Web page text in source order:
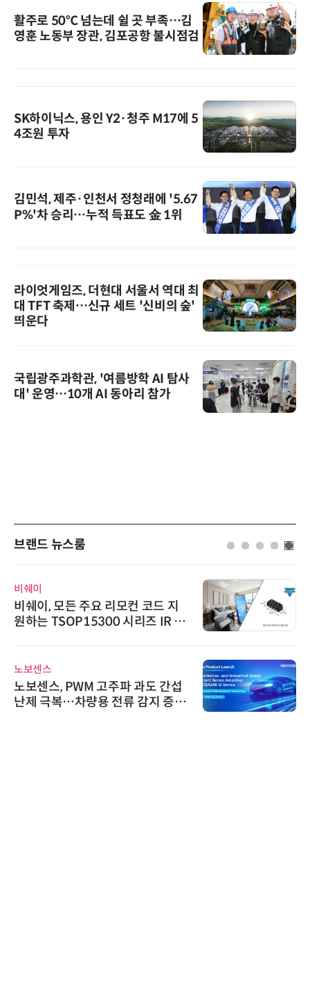
활주로 50℃ 넘는데 쉴 곳 부족…김
영훈 노동부 장관, 김포공항 불시점검
SK하이닉스, 용인 Y2·청주 M17에 5
4조원 투자
김민석, 제주·인천서 정청래에 '5.67
P%'차 승리…누적 득표도 金 1위
라이엇게임즈, 더현대 서울서 역대 최
대 TFT 축제…신규 세트 '신비의 숲'
띄운다
국립광주과학관, '여름방학 AI 탐사
대' 운영…10개 AI 동아리 참가
브랜드 뉴스룸
비쉐이
비쉐이, 모든 주요 리모컨 코드 지
원하는 TSOP15300 시리즈 IR 수
노보센스
노보센스, PWM 고주파 과도 간섭
난제 극복…차량용 전류 감지 증폭